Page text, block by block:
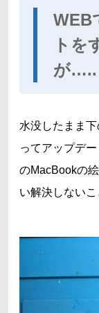
WEB
トを
が…..
水没したまま
ってアップデ
のMacBookの
い解決しないこ